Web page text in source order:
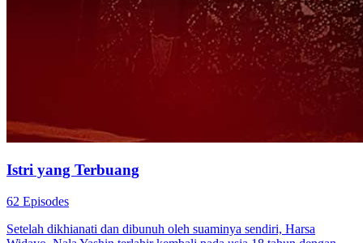
Istri yang Terbuang
62 Episodes
Setelah dikhianati dan dibunuh oleh suaminya sendiri, Harsa